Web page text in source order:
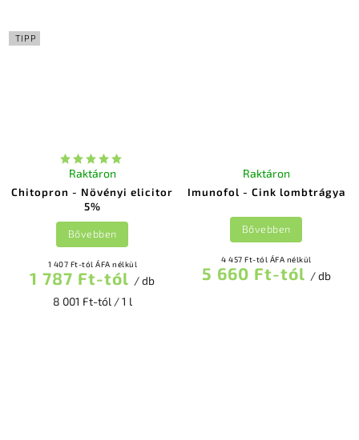
TIPP
Chitopron - Növényi elicitor
5%
Raktáron
1 407 Ft-tól ÁFA nélkül
1 787 Ft-tól / db
8 001 Ft-tól / 1 l
Bővebben
Imunofol - Cink lombtrágya
Raktáron
4 457 Ft-tól ÁFA nélkül
5 660 Ft-tól / db
Bővebben